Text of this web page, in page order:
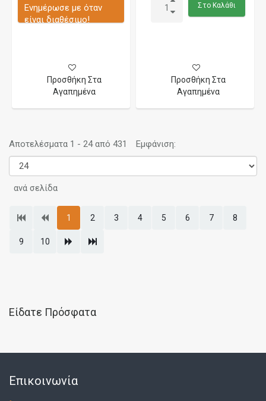
Ενημέρωσε με όταν
είναι διαθέσιμο!
Προσθήκη Στα
Αγαπημένα
Στο Καλάθι
Προσθήκη Στα
Αγαπημένα
Αποτελέσματα 1 - 24 από 431 Εμφάνιση:
ανά σελίδα
1 2 3 4 5 6 7 8
9 10
Είδατε Πρόσφατα
Επικοινωνία